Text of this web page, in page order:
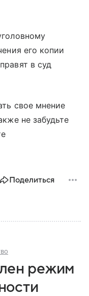
его копии
в суд
свое мнение
не забудьте
Поделиться
режим